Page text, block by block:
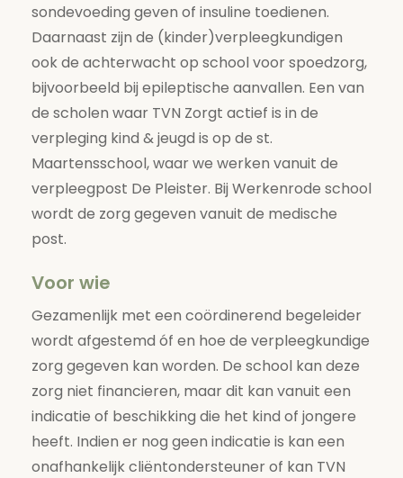
sondevoeding geven of insuline toedienen.
Daarnaast zijn de (kinder)verpleegkundigen
ook de achterwacht op school voor spoedzorg,
bijvoorbeeld bij epileptische aanvallen. Een van
de scholen waar TVN Zorgt actief is in de
verpleging kind & jeugd is op de st.
Maartensschool, waar we werken vanuit de
verpleegpost De Pleister. Bij Werkenrode school
wordt de zorg gegeven vanuit de medische
post.
Voor wie
Gezamenlijk met een coördinerend begeleider
wordt afgestemd óf en hoe de verpleegkundige
zorg gegeven kan worden. De school kan deze
zorg niet financieren, maar dit kan vanuit een
indicatie of beschikking die het kind of jongere
heeft. Indien er nog geen indicatie is kan een
onafhankelijk cliëntondersteuner of kan TVN